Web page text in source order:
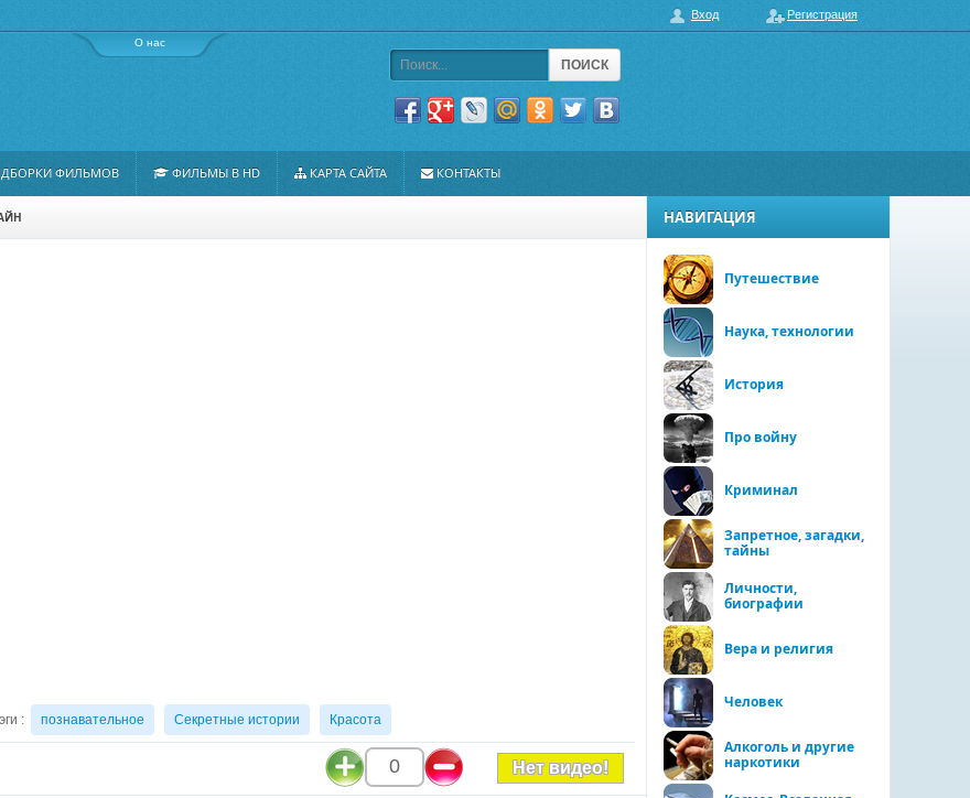
ПОИСК
О нас
Вход Регистрация
ФИЛЬМОВ ФИЛЬМЫ В HD КАРТА САЙТА КОНТАКТЫ
: познавательное Секретные истории Красота
0 Нет видео!
НАВИГАЦИЯ
Путешествие
Наука, технологии
История
Про войну
Криминал
Запретное, загадки,
тайны
Личности,
биографии
Вера и религия
Человек
Алкоголь и другие
наркотики